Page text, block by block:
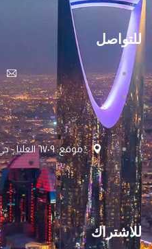
للتواصل
للاشتراك